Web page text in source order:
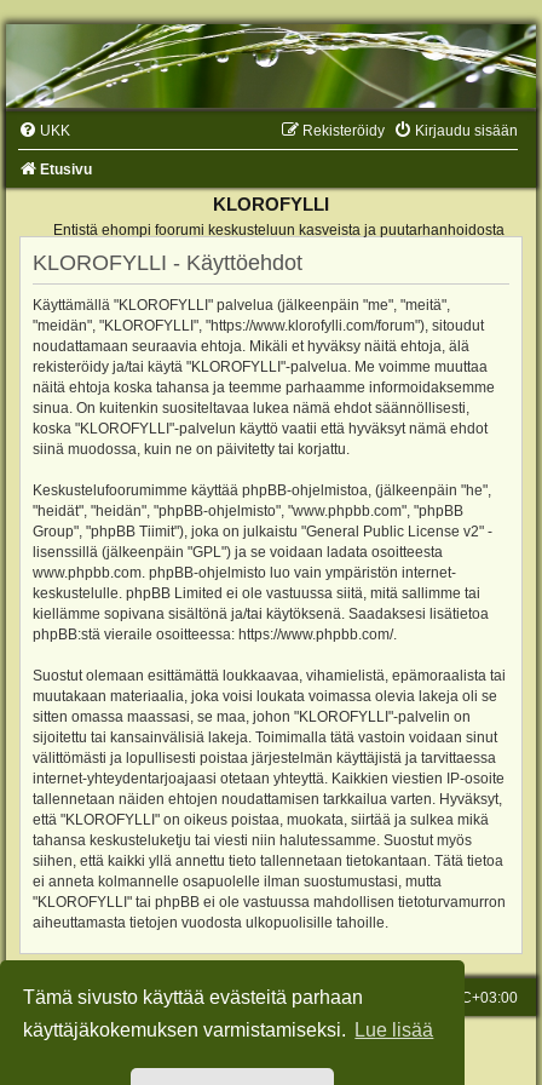
Tämä sivusto käyttää evästeitä parhaan
käyttäjäkokemuksen varmistamiseksi.
Lue lisää
UKK Kirjaudu sisään
Rekisteröidy
Etusivu
KLOROFYLLI
Entistä ehompi foorumi keskusteluun kasveista ja puutarhanhoidosta
KLOROFYLLI - Käyttöehdot
Käyttämällä "KLOROFYLLI" palvelua (jälkeenpäin "me", "meitä",
"meidän", "KLOROFYLLI", "https://www.klorofylli.com/forum"), sitoudut
noudattamaan seuraavia ehtoja. Mikäli et hyväksy näitä ehtoja, älä
rekisteröidy ja/tai käytä "KLOROFYLLI"-palvelua. Me voimme muuttaa
näitä ehtoja koska tahansa ja teemme parhaamme informoidaksemme
sinua. On kuitenkin suositeltavaa lukea nämä ehdot säännöllisesti,
koska "KLOROFYLLI"-palvelun käyttö vaatii että hyväksyt nämä ehdot
siinä muodossa, kuin ne on päivitetty tai korjattu.
Keskustelufoorumimme käyttää phpBB-ohjelmistoa, (jälkeenpäin "he",
"heidät", "heidän", "phpBB-ohjelmisto", "www.phpbb.com", "phpBB
Group", "phpBB Tiimit"), joka on julkaistu "General Public License v2" -
lisenssillä (jälkeenpäin "GPL") ja se voidaan ladata osoitteesta
www.phpbb.com . phpBB-ohjelmisto luo vain ympäristön internet-
keskustelulle. phpBB Limited ei ole vastuussa siitä, mitä sallimme tai
kiellämme sopivana sisältönä ja/tai käytöksenä. Saadaksesi lisätietoa
phpBB:stä vieraile osoitteessa: https://www.phpbb.com/.
Suostut olemaan esittämättä loukkaavaa, vihamielistä, epämoraalista tai
muutakaan materiaalia, joka voisi loukata voimassa olevia lakeja oli se
sitten omassa maassasi, se maa, johon "KLOROFYLLI"-palvelin on
sijoitettu tai kansainvälisiä lakeja. Toimimalla tätä vastoin voidaan sinut
välittömästi ja lopullisesti poistaa järjestelmän käyttäjistä ja tarvittaessa
internet-yhteydentarjoajaasi otetaan yhteyttä. Kaikkien viestien IP-osoite
tallennetaan näiden ehtojen noudattamisen tarkkailua varten. Hyväksyt,
että "KLOROFYLLI" on oikeus poistaa, muokata, siirtää ja sulkea mikä
tahansa keskusteluketju tai viesti niin halutessamme. Suostut myös
siihen, että kaikki yllä annettu tieto tallennetaan tietokantaan. Tätä tietoa
ei anneta kolmannelle osapuolelle ilman suostumustasi, mutta
"KLOROFYLLI" tai phpBB ei ole vastuussa mahdollisen tietoturvamurron
aiheuttamasta tietojen vuodosta ulkopuolisille tahoille.
Etusivu Kaikki ajat ovat UTC+03:00
Viesti Ylläpidolle
Keskustelufoorumin ohjelmistophpBB® Forum Software © phpBB Limited